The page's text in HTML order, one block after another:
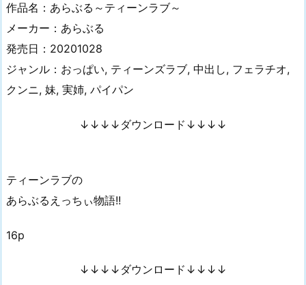
作品名：あらぶる～ティーンラブ～
メーカー：あらぶる
発売日：20201028
ジャンル：おっぱい, ティーンズラブ, 中出し, フェラチオ,
クンニ, 妹, 実姉, パイパン
↓↓↓↓ダウンロード↓↓↓↓
ティーンラブの
あらぶるえっちぃ物語!!
16p
↓↓↓↓ダウンロード↓↓↓↓